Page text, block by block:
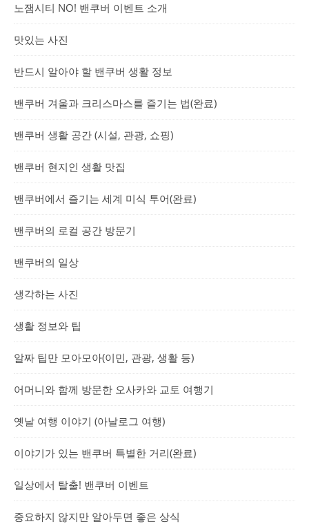
노잼시티 NO! 밴쿠버 이벤트 소개
맛있는 사진
반드시 알아야 할 밴쿠버 생활 정보
밴쿠버 겨울과 크리스마스를 즐기는 법(완료)
밴쿠버 생활 공간 (시설, 관광, 쇼핑)
밴쿠버 현지인 생활 맛집
밴쿠버에서 즐기는 세계 미식 투어(완료)
밴쿠버의 로컬 공간 방문기
밴쿠버의 일상
생각하는 사진
생활 정보와 팁
알짜 팁만 모아모아(이민, 관광, 생활 등)
어머니와 함께 방문한 오사카와 교토 여행기
옛날 여행 이야기 (아날로그 여행)
이야기가 있는 밴쿠버 특별한 거리(완료)
일상에서 탈출! 밴쿠버 이벤트
중요하지 않지만 알아두면 좋은 상식